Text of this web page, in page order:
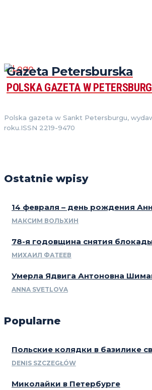
Gazeta Petersburska
POLSKA GAZETA W
Polska gazeta w Sankt Petersburgu,
roku.ISSN 2219-9470
Ostatnie wpisy
14 февраля – день рождения
МАКСИМ ВОЛЬХИН
78-я годовщина снятия
МИХАИЛ ФАТЕЕВ
Умерла Ядвига Антоновна
ANNA SVETLOVA
Popularne
Польские колядки в базилике
DENIS SZCZEGŁÓW
Миколайки в Петербурге